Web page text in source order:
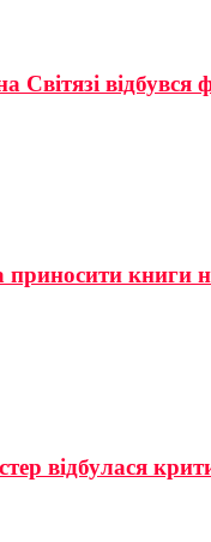
Світязі відбувся
книги
відбулася